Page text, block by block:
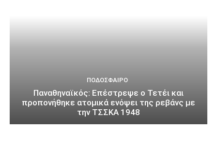
ΠΟΔΌΣΦΑΙΡΟ
Παναθηναϊκός: Επέστρεψε ο Τετέι και
προπονήθηκε ατομικά ενόψει της ρεβάνς με
την ΤΣΣΚΑ 1948